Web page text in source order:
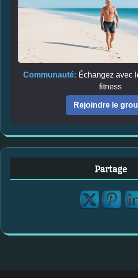
Communauté: Échangez avec
fitness
Rejoindre le
Partage